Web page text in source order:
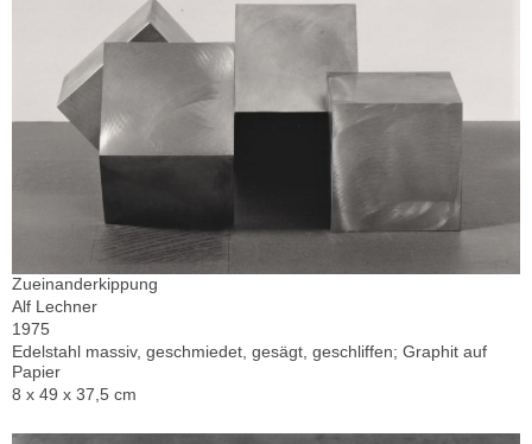
Zueinanderkippung
Alf Lechner
1975
Edelstahl massiv, geschmiedet, gesägt, geschliffen; Graphit auf
Papier
8 x 49 x 37,5 cm